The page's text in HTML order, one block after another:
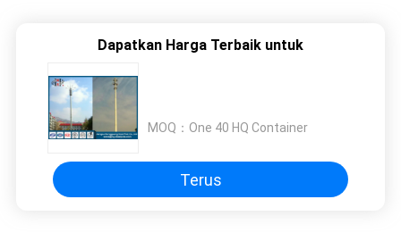
Dapatkan Harga Terbaik untuk
MOQ： One 40 HQ Container
Terus